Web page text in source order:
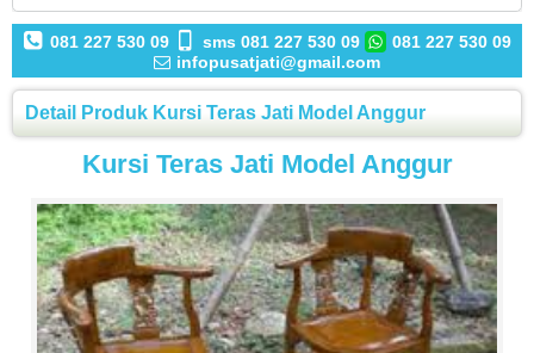
081 227 530 09 sms 081 227 530 09
081 227 530 09
infopusatjati@gmail.com
Detail Produk Kursi Teras Jati Model Anggur
Kursi Teras Jati Model Anggur